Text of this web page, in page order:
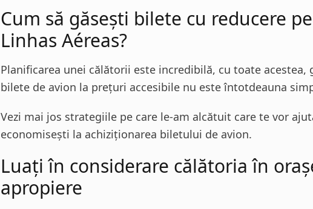
Cum să găsești bilete cu reducere
Linhas Aéreas?
Planificarea unei călătorii este incredibilă, cu toate acestea,
bilete de avion la prețuri accesibile nu este întotdeauna
Vezi mai jos strategiile pe care le-am alcătuit care te vor
economisești la achiziționarea biletului de avion.
Luați în considerare călătoria în
apropiere